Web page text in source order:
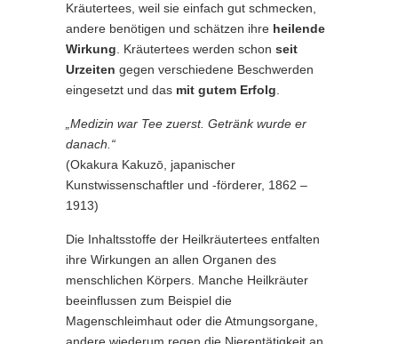
Kräutertees, weil sie einfach gut schmecken,
andere benötigen und schätzen ihre heilende
Wirkung . Kräutertees werden schon seit
Urzeiten gegen verschiedene Beschwerden
eingesetzt und das mit gutem Erfolg
„Medizin war Tee zuerst. Getränk wurde er
danach.“
(Okakura Kakuzō, japanischer
Kunstwissenschaftler und -förderer, 1862 –
1913)
Die Inhaltsstoffe der Heilkräutertees entfalten
ihre Wirkungen an allen Organen des
menschlichen Körpers. Manche Heilkräuter
beeinflussen zum Beispiel die
Magenschleimhaut oder die Atmungsorgane,